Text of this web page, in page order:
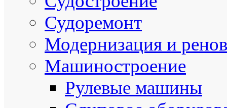
Судоремонт
Модернизация и
Машиностроение
Рулевые машины